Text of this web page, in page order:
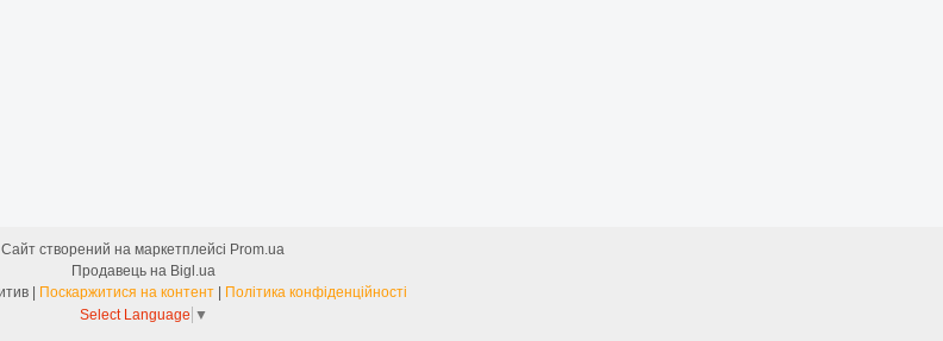
Сайт створений на маркетплейсі Prom.ua
Продавець на Bigl.ua
Дом Подарка Позитив | Поскаржитися на контент | Політика конфіденційності
Select Language ▼